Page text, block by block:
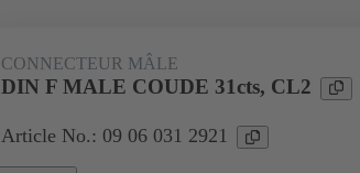
CONNECTEUR MÂLE
DIN F MALE COUDE 31cts, CL2
Article No.: 09 06 031 2921